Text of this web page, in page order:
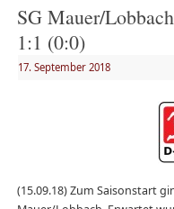
SG Mauer/
1:1 (0:0)
17. September 2018
(15.09.18) Zum Saisonstart